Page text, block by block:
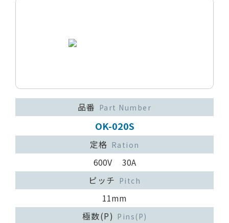
品番 Part Number
OK-020S
定格 Ration
600V 30A
ピッチ Pitch
11mm
極数(P) Pins(P)